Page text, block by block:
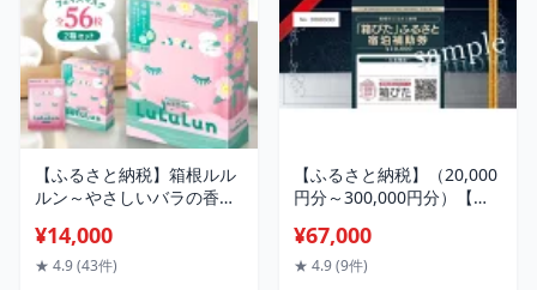
【ふるさと納税】箱根ルル
ルン～やさしいバラの香り
（2箱セット） | マスク フ
ェイスマスク セット 保湿
¥14,000
★ 4.9 (43件)
【ふるさと納税】（20,000
円分～300,000円分）【箱
補助券 | 旅行 観光 旅行券
旅行クーポン クーポン 箱
¥67,000
★ 4.9 (9件)